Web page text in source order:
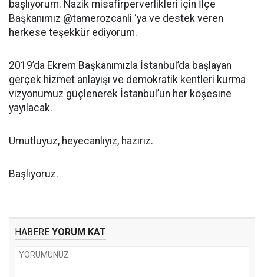
başlıyorum. Nazik misafirperverlikleri için İlçe
Başkanımız @tamerozcanli ‘ya ve destek veren
herkese teşekkür ediyorum.
2019’da Ekrem Başkanımızla İstanbul’da başlayan
gerçek hizmet anlayışı ve demokratik kentleri kurma
vizyonumuz güçlenerek İstanbul’un her köşesine
yayılacak.
Umutluyuz, heyecanlıyız, hazırız.
Başlıyoruz.
HABERE YORUM KAT